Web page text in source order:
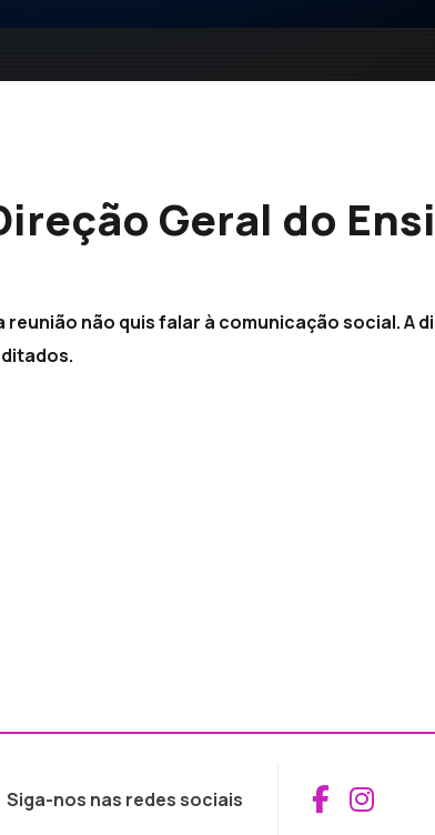
Geral do
não quis falar à comunicação social. A
Siga-nos nas redes sociais